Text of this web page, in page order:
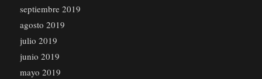
septiembre 2019
agosto 2019
julio 2019
junio 2019
mayo 2019